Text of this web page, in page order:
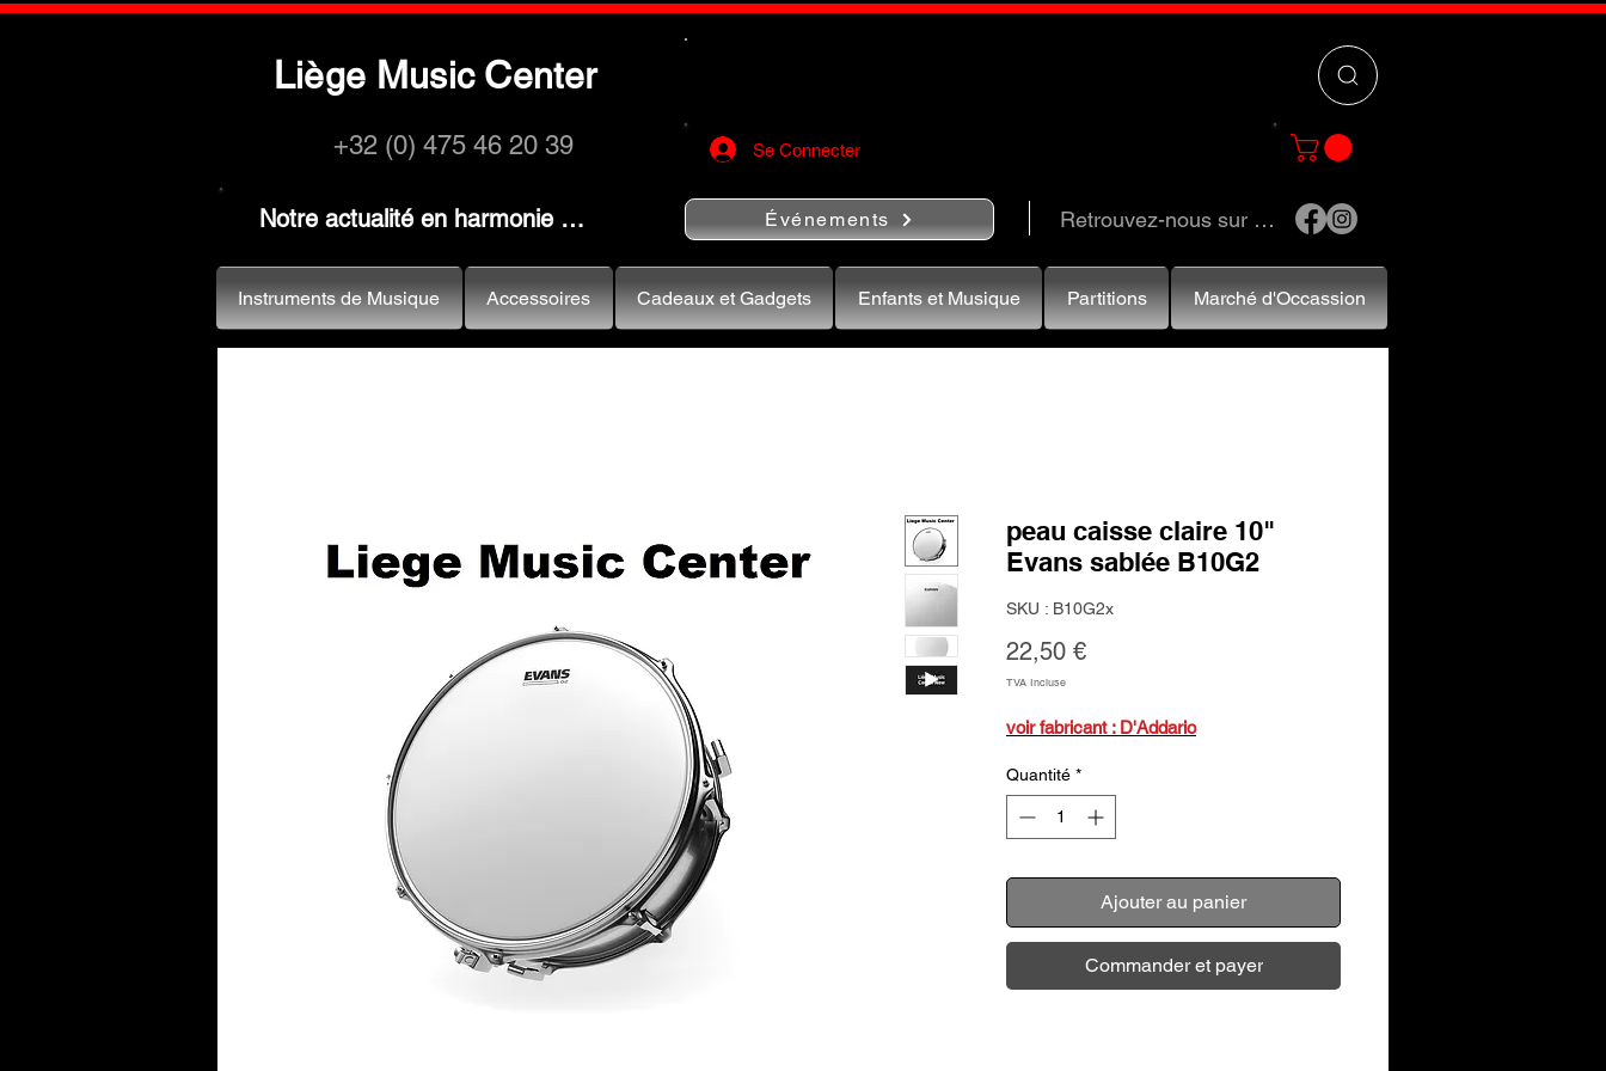
Liège Music Center
+32 (0) 475 46 20 39 Se Connecter
Notre actualité en harmonie … Événements Retrouvez-nous sur …
peau caisse claire 10"
Evans sablée B10G2
SKU : B10G2x
22,50 €Prix
TVA Incluse
voir fabricant : D'Addario
Quantité *
Ajouter au panier
Commander et payer
Instruments de Musique Accessoires Cadeaux et Gadgets Enfants et Musique Partitions Marché d'Occassion